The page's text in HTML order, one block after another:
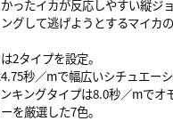
ったイカが反応しやすい縦ジ
グして逃げようとするマイカ
2タイプを設定。
秒／mで幅広いシチュエーシ
キングタイプは8.0秒／mでオ
を厳選した7色。